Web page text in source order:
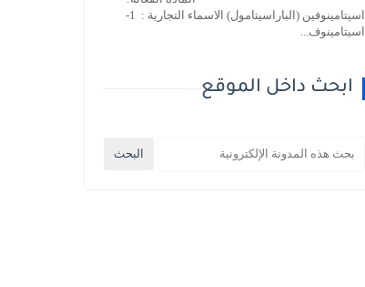
اسيتامينوفين (الباراسيتامول) الاسماء التجارية : 1-
اسيتامينوف...
ابحث داخل الموقع